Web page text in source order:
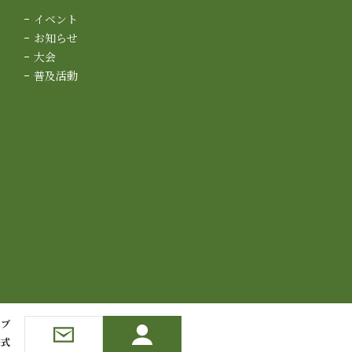
イベント
お知らせ
大会
普及活動